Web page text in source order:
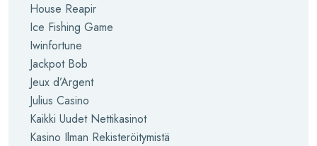
House Reapir
Ice Fishing Game
Iwinfortune
Jackpot Bob
Jeux d’Argent
Julius Casino
Kaikki Uudet Nettikasinot
Kasino Ilman Rekisteröitymistä